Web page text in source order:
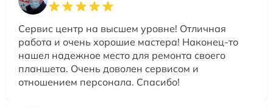
Сервис центр на высшем уровне! Отличная
работа и очень хорошие мастера! Наконец-то
нашел надежное место для ремонта своего
планшета. Очень доволен сервисом и
отношением персонала. Спасибо!